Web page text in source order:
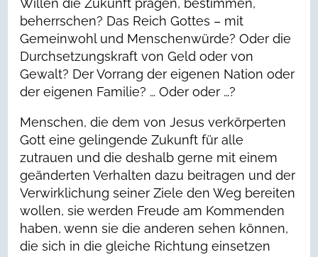
Willen die Zukunft prägen, bestimmen,
beherrschen? Das Reich Gottes – mit
Gemeinwohl und Menschenwürde? Oder die
Durchsetzungskraft von Geld oder von
Gewalt? Der Vorrang der eigenen Nation oder
der eigenen Familie? … Oder oder …?
Menschen, die dem von Jesus verkörperten
Gott eine gelingende Zukunft für alle
zutrauen und die deshalb gerne mit einem
geänderten Verhalten dazu beitragen und der
Verwirklichung seiner Ziele den Weg bereiten
wollen, sie werden Freude am Kommenden
haben, wenn sie die anderen sehen können,
die sich in die gleiche Richtung einsetzen